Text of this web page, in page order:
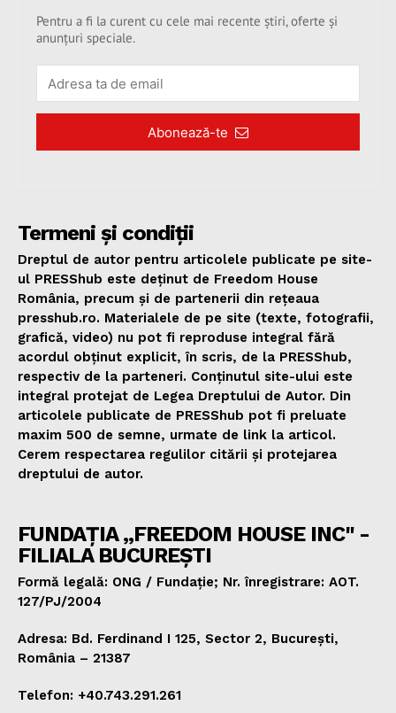
Pentru a fi la curent cu cele mai recente știri, oferte și
anunțuri speciale.
Abonează-te
Termeni și condiții
Dreptul de autor pentru articolele publicate pe site-
ul PRESShub este deținut de Freedom House
România, precum și de partenerii din rețeaua
presshub.ro. Materialele de pe site (texte, fotografii,
grafică, video) nu pot fi reproduse integral fără
acordul obținut explicit, în scris, de la PRESShub,
respectiv de la parteneri. Conținutul site-ului este
integral protejat de Legea Dreptului de Autor. Din
articolele publicate de PRESShub pot fi preluate
maxim 500 de semne, urmate de link la articol.
Cerem respectarea regulilor citării și protejarea
dreptului de autor.
FUNDAȚIA „FREEDOM HOUSE INC" -
FILIALA BUCUREȘTI
Formă legală: ONG / Fundație; Nr. înregistrare: AOT.
127/PJ/2004
Adresa: Bd. Ferdinand I 125, Sector 2, București,
România – 21387
Telefon: +40.743.291.261